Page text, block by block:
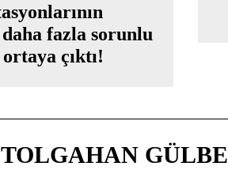
fazla sorunlu
çıktı!
TOLGAHAN GÜLBE